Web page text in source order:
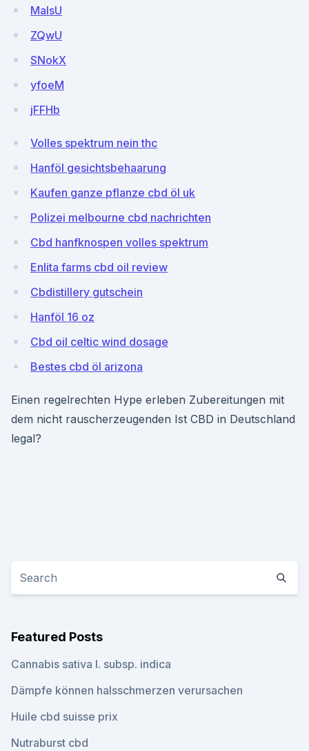
MalsU
ZQwU
SNokX
yfoeM
jFFHb
Volles spektrum nein thc
Hanföl gesichtsbehaarung
Kaufen ganze pflanze cbd öl uk
Polizei melbourne cbd nachrichten
Cbd hanfknospen volles spektrum
Enlita farms cbd oil review
Cbdistillery gutschein
Hanföl 16 oz
Cbd oil celtic wind dosage
Bestes cbd öl arizona
Einen regelrechten Hype erleben Zubereitungen mit
dem nicht rauscherzeugenden Ist CBD in Deutschland
legal?
Featured Posts
Cannabis sativa l. subsp. indica
Dämpfe können halsschmerzen verursachen
Huile cbd suisse prix
Nutraburst cbd